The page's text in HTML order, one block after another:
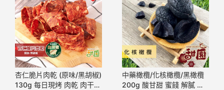
杏仁脆片肉乾 (原味/黑胡椒)
130g 每日現烤 肉乾 肉干
中藥橄欖/化核橄欖/黑橄欖
200g 酸甘甜 蜜餞 解膩 古